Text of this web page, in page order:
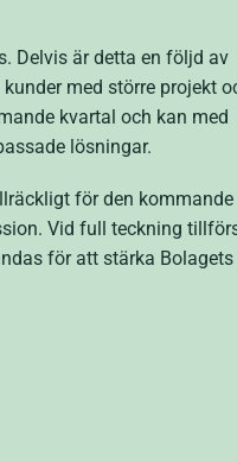
Delvis är detta en följd av
med större projekt
kvartal och kan med
lösningar.
för den kommande
Vid full teckning
för att stärka Bolagets